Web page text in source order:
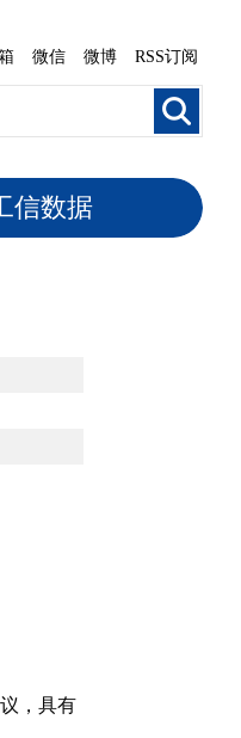
微信 微博 RSS订阅
信数据
，具有